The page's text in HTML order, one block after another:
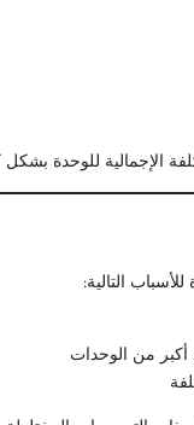
الإجمالية للوحدة بشكل
التالية:
أكبر من الوحدات